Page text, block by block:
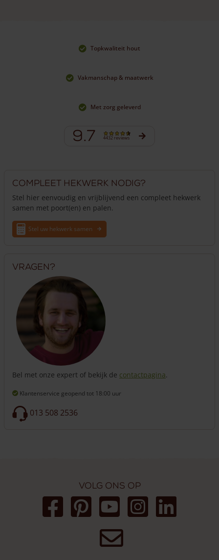
Topkwaliteit hout
Vakmanschap & maatwerk
Met zorg geleverd
9.7 4432 reviews
Compleet hekwerk nodig?
Stel hier eenvoudig en vrijblijvend een compleet hekwerk
samen met poort(en) en palen.
Stel uw hekwerk samen
Vragen?
Bel met onze expert of bekijk de contactpagina.
Klantenservice geopend tot 18:00 uur
013 508 2536
Volg ons op